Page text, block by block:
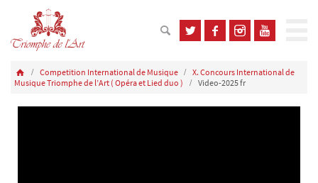
Competition International de Musique
X. Concours International de
Musique Triomphe de l’Art ( Opéra et Lied duo )
Video-2025 fr